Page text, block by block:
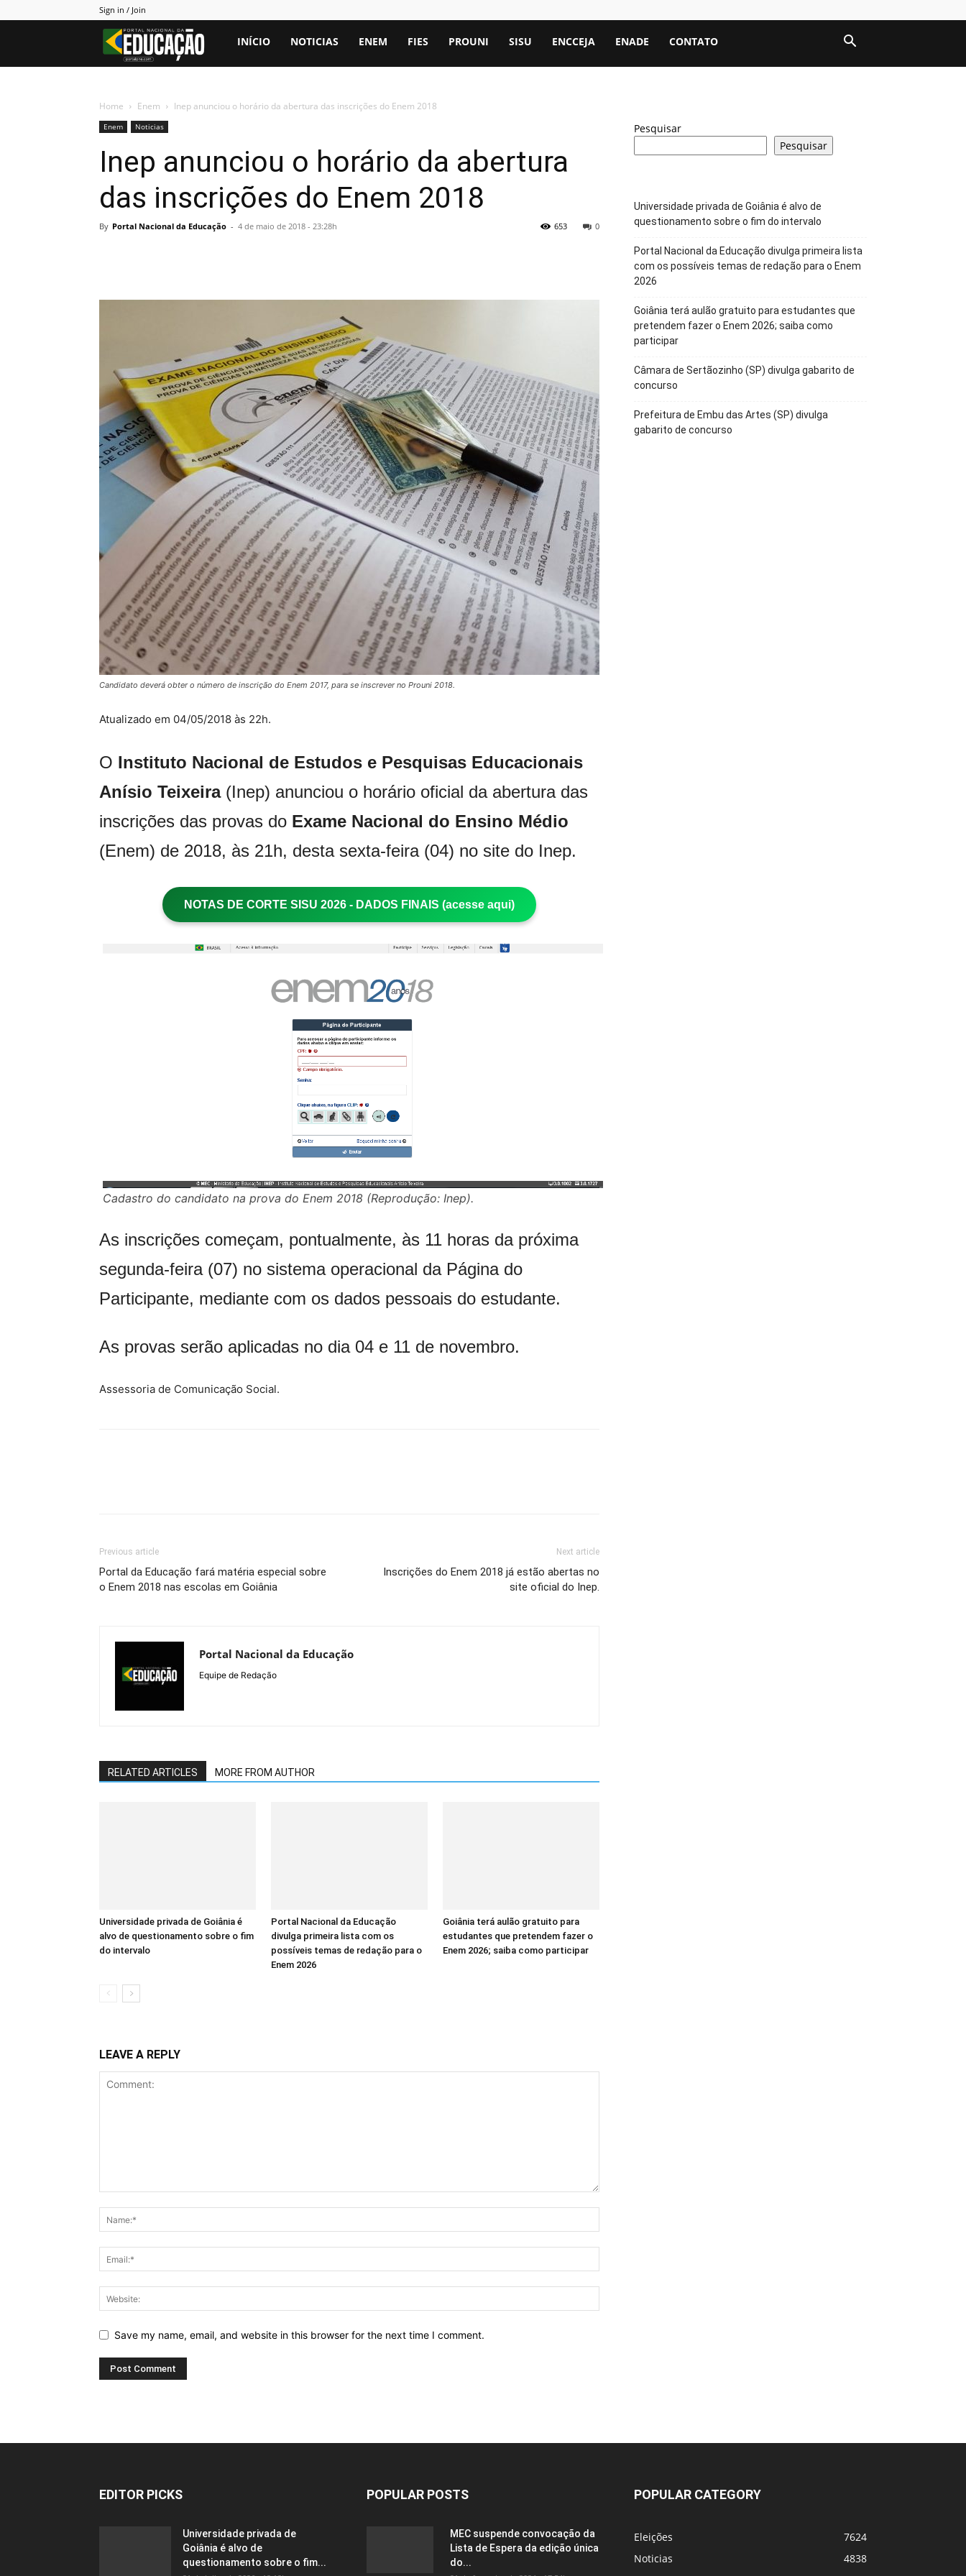
Sign in / Join
Portal
INÍCIO NOTICIAS ENEM FIES PROUNI SISU ENCCEJA ENADE CONTATO
Home Enem Inep anunciou o horário da abertura das inscrições do Enem 2018
Enem Noticias
Inep anunciou o horário da abertura
das inscrições do Enem 2018
By Portal Nacional da Educação - 4 de maio de 2018 - 23:28h 0
653
Candidato deverá obter o número de inscrição do Enem 2017, para se inscrever no Prouni 2018.
Atualizado em 04/05/2018 às 22h.
O Instituto Nacional de Estudos e Pesquisas Educacionais
Anísio Teixeira(Inep) anunciou o horário oficial da abertura das
inscrições das provas do Exame Nacional do Ensino Médio
(Enem) de 2018, às 21h, desta sexta-feira (04) no site do Inep.
NOTAS DE CORTE SISU 2026 - DADOS FINAIS (acesse aqui)
Cadastro do candidato na prova do Enem 2018 (Reprodução: Inep).
As inscrições começam, pontualmente, às 11 horas da próxima
segunda-feira (07) no sistema operacional da Página do
Participante, mediante com os dados pessoais do estudante.
As provas serão aplicadas no dia 04 e 11 de novembro.
Assessoria de Comunicação Social.
Previous article
Portal da Educação fará matéria especial sobre
o Enem 2018 nas escolas em Goiânia
Next article
Inscrições do Enem 2018 já estão abertas no
site oficial do Inep.
Portal Nacional da Educação
Equipe de Redação
RELATED ARTICLES MORE FROM AUTHOR
Universidade privada de Goiânia é
alvo de questionamento sobre o fim
do intervalo
Portal Nacional da Educação
divulga primeira lista com os
possíveis temas de redação para o
Enem 2026
Goiânia terá aulão gratuito para
estudantes que pretendem fazer o
Enem 2026; saiba como participar
LEAVE A REPLY
Save my name, email, and website in this browser for the next time I comment.
Pesquisar
Pesquisar
Universidade privada de Goiânia é alvo de
questionamento sobre o fim do intervalo
Portal Nacional da Educação divulga primeira lista
com os possíveis temas de redação para o Enem
2026
Goiânia terá aulão gratuito para estudantes que
pretendem fazer o Enem 2026; saiba como
participar
Câmara de Sertãozinho (SP) divulga gabarito de
concurso
Prefeitura de Embu das Artes (SP) divulga
gabarito de concurso
EDITOR PICKS
Universidade privada de
Goiânia é alvo de
questionamento sobre o fim...
POPULAR POSTS
MEC suspende convocação da
Lista de Espera da edição única
do...
POPULAR CATEGORY
Eleições
7624
Noticias
4838